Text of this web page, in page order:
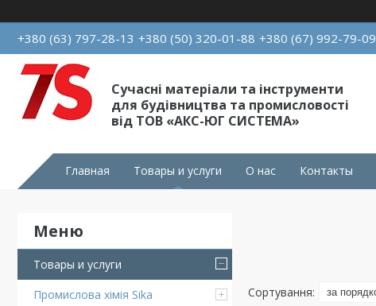
+380 (63) 797-28-13 +380 (50) 320-01-88 +380 (67) 992-79-09
Сучасні матеріали та інструменти
для будівництва та промисловості
від ТОВ «АКС-ЮГ СИСТЕМА»
Главная Товары и услуги О нас Контакты
Товары и услуги
Промислова хімія Sika